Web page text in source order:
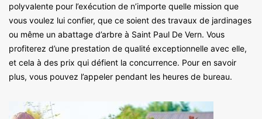
polyvalente pour l’exécution de n’importe quelle mission que
vous voulez lui confier, que ce soient des travaux de jardinages
ou même un abattage d’arbre à Saint Paul De Vern. Vous
profiterez d’une prestation de qualité exceptionnelle avec elle,
et cela à des prix qui défient la concurrence. Pour en savoir
plus, vous pouvez l’appeler pendant les heures de bureau.